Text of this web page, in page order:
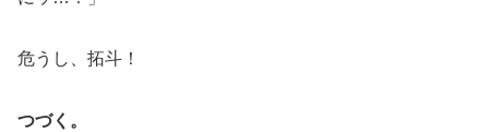
危うし、拓斗！
つづく。